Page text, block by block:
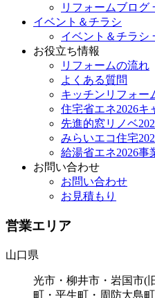
リフォームブログ
イベント＆チラシ
イベント＆チラシ
お役立ち情報
リフォームの流れ
よくある質問
キッチンリフォー
住宅省エネ2026キ
先進的窓リノベ
みらいエコ住宅
給湯省エネ2026事
お問い合わせ
お問い合わせ
お見積もり
営業エリア
山口県
光市・柳井市・岩国市(
町・平生町・周防大島町